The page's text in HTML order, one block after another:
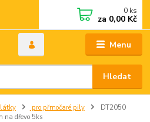
Menu
Hledat
0 ks
za 0,00 Kč
pro přmočaré pily
DT2050
na dřevo 5ks